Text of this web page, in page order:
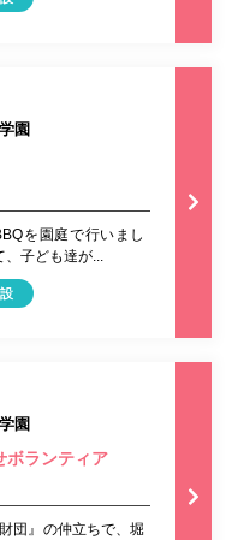
園
を園庭で行いまし
子ども達が...
園
ボランティア
団』の仲立ちで、堀